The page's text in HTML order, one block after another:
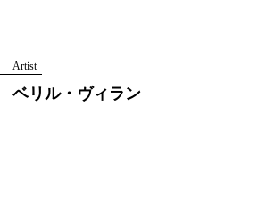
Artist
ベリル・ヴィラン